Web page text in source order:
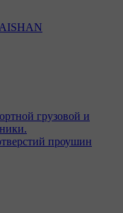
грузовой и
проушин